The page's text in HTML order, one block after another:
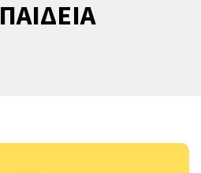
ΠΑΙΔΕΙΑ